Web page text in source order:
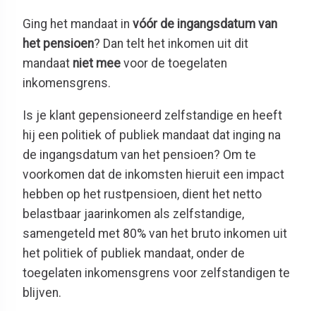
Ging het mandaat in vóór de ingangsdatum van
het pensioen? Dan telt het inkomen uit dit
mandaat niet mee voor de toegelaten
inkomensgrens.
Is je klant gepensioneerd zelfstandige en heeft
hij een politiek of publiek mandaat dat inging na
de ingangsdatum van het pensioen? Om te
voorkomen dat de inkomsten hieruit een impact
hebben op het rustpensioen, dient het netto
belastbaar jaarinkomen als zelfstandige,
samengeteld met 80% van het bruto inkomen uit
het politiek of publiek mandaat, onder de
toegelaten inkomensgrens voor zelfstandigen te
blijven.